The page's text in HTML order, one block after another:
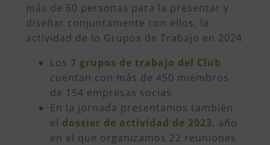
más de 60 personas para la presentar y
diseñar conjuntamente con ellos, la
actividad de lo Grupos de Trabajo en 2024
Los 7 grupos de trabajo del Club
cuentan con más de 450 miembros
de 154 empresas socias
En la jornada presentamos también
el dossier de actividad de 2023, año
en el que organizamos 22 reuniones